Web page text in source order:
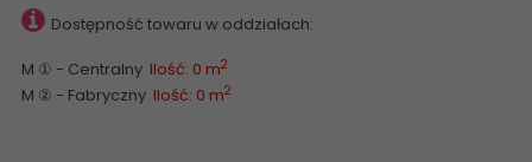
Dostępność towaru w oddziałach:
M ① - Centralny Ilość: 0 m2
M ② - Fabryczny Ilość: 0 m2